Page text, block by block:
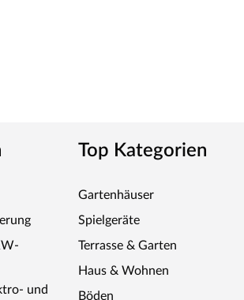
und
Top Kategorien
Gartenhäuser
Spielgeräte
Terrasse & Garten
Haus & Wohnen
Böden